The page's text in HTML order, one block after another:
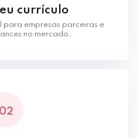
currículo
para empresas parceiras e
no mercado.
02